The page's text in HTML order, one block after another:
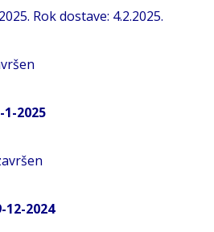
Rok dostave: 4.2.2025.
1-2025
12-2024